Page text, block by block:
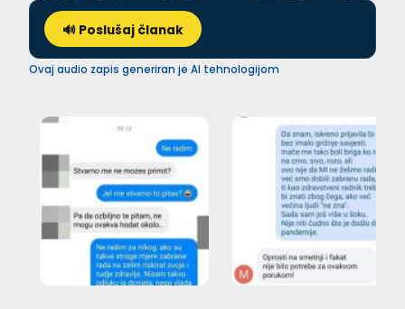
🔊 Poslušaj članak
Ovaj audio zapis generiran je AI tehnologijom